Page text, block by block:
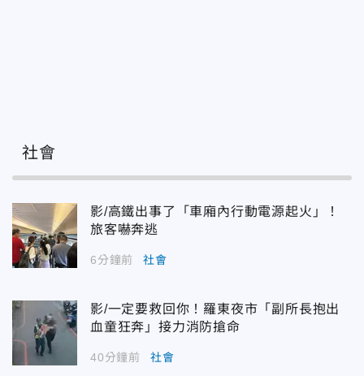
社會
影/高鐵出事了「車廂內行動電源起火」！
旅客嚇奔逃
6分鐘前 社會
影/一定要救回你！羅東夜市「副所長抱出
血童狂奔」接力消防搶命
40分鐘前 社會